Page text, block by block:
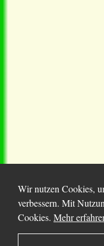
© 2025
Wir nutzen Cookies,
verbessern. Mit
Cookies. Mehr